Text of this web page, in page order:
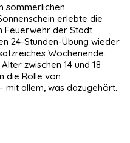
sommerlichen
erlebte die
Feuerwehr der Stadt
24-Stunden-Übung wieder
Wochenende.
zwischen 14 und 18
die Rolle von
mit allem, was dazugehört.